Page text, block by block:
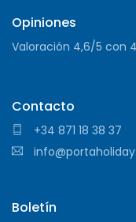
Opiniones
Valoración 4,6/5 con
Contacto
+34 871 18 38 37
Boletín